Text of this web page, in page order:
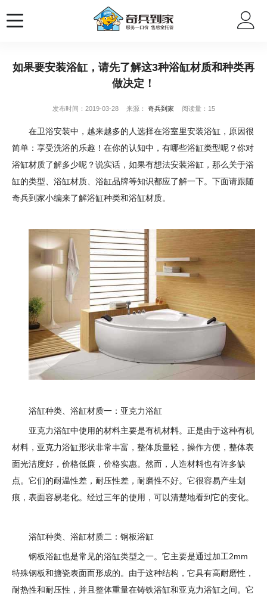
如果要安装浴缸，请先了解这3种浴缸材质和种类再
做决定！
发布时间：2019-03-28 来源： 奇兵到家 阅读量：15
在卫浴安装中，越来越多的人选择在浴室里安装浴缸，原因很
简单：享受洗浴的乐趣！在你的认知中，有哪些浴缸类型呢？你对
浴缸材质了解多少呢？说实话，如果有想法安装浴缸，那么关于浴
缸的类型、浴缸材质、浴缸品牌等知识都应了解一下。下面请跟随
奇兵到家小编来了解浴缸种类和浴缸材质。
浴缸种类、浴缸材质一：亚克力浴缸
亚克力浴缸中使用的材料主要是有机材料。正是由于这种有机
材料，亚克力浴缸形状非常丰富，整体质量轻，操作方便，整体表
面光洁度好，价格低廉，价格实惠。然而，人造材料也有许多缺
点。它们的耐温性差，耐压性差，耐磨性不好。它很容易产生划
痕，表面容易老化。经过三年的使用，可以清楚地看到它的变化。
浴缸种类、浴缸材质二：钢板浴缸
钢板浴缸也是常见的浴缸类型之一。它主要是通过加工2mm
特殊钢板和搪瓷表面而形成的。由于这种结构，它具有高耐磨性，
耐热性和耐压性，并且整体重量在铸铁浴缸和亚克力浴缸之间。它